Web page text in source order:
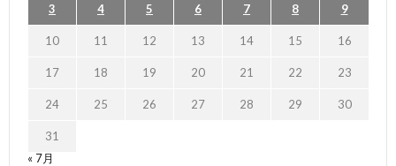
3 4 5 6 7 8 9
10 11 12 13 14 15 16
17 18 19 20 21 22 23
24 25 26 27 28 29 30
31
« 7月